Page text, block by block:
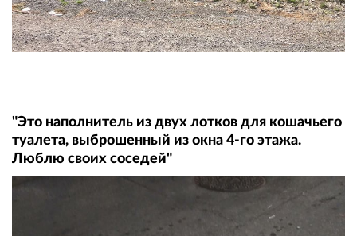
"Это наполнитель из двух лотков для кошачьего
туалета, выброшенный из окна 4-го этажа.
Люблю своих соседей"